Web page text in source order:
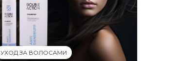
УХОД ЗА ВОЛОСАМИ